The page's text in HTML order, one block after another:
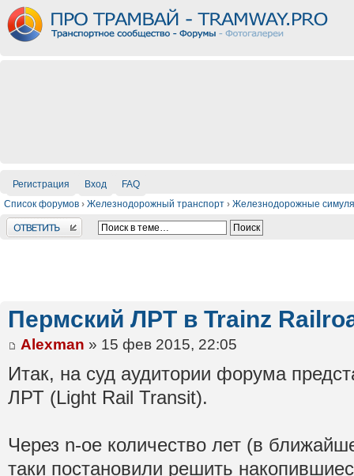
Регистрация Вход
FAQ
Список форумов › Железнодорожный транспорт › Железнодорожные
Ответить
Пермский ЛРТ в Trainz
Alexman » 15 фев 2015, 22:05
Итак, на суд аудитории форума
ЛРТ (Light Rail Transit).
Через n-ое количество лет (в
таки постановили решить